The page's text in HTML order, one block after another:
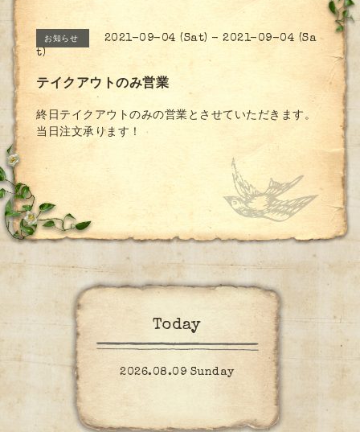
お知らせ
2021-09-04 (Sat) - 2021-09-04 (Sa
t)
テイクアウトのみ営業
終日テイクアウトのみの営業とさせていただきます。
当日注文承ります！
Today
2026.08.09 Sunday